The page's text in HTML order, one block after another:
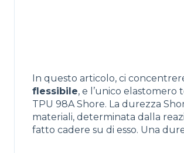
In questo articolo, ci
flessibile, e l’unico
TPU 98A Shore. La durezza
materiali, determinata dalla
fatto cadere su di esso. Una